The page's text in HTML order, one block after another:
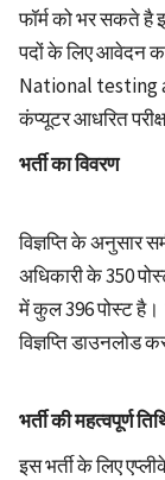
फॉर्म को भर सकते है
पदों के लिए आवेदन
National testing
कंप्यूटर आधरित
भर्ती का विवरण
विज्ञप्ति के अनुसार
अधिकारी के 350
में कुल 396 पोस्ट है।
विज्ञप्ति डाउनलोड
भर्ती की महत्वपूर्ण
इस भर्ती के लिए